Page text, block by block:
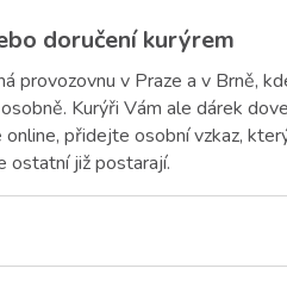
doručení kurýrem
provozovnu v Praze a v Brně,
Kurýři Vám ale dárek
přidejte osobní vzkaz,
ostatní již postarají.